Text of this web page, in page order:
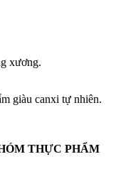
xương.
giàu canxi tự nhiên.
THỰC PHẨM